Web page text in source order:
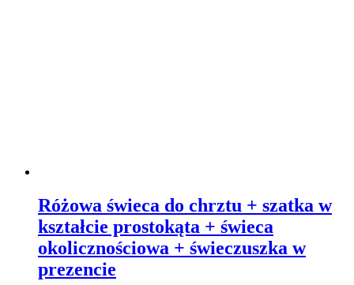
Różowa świeca do chrztu + szatka w
kształcie prostokąta + świeca
okolicznościowa + świeczuszka w
prezencie